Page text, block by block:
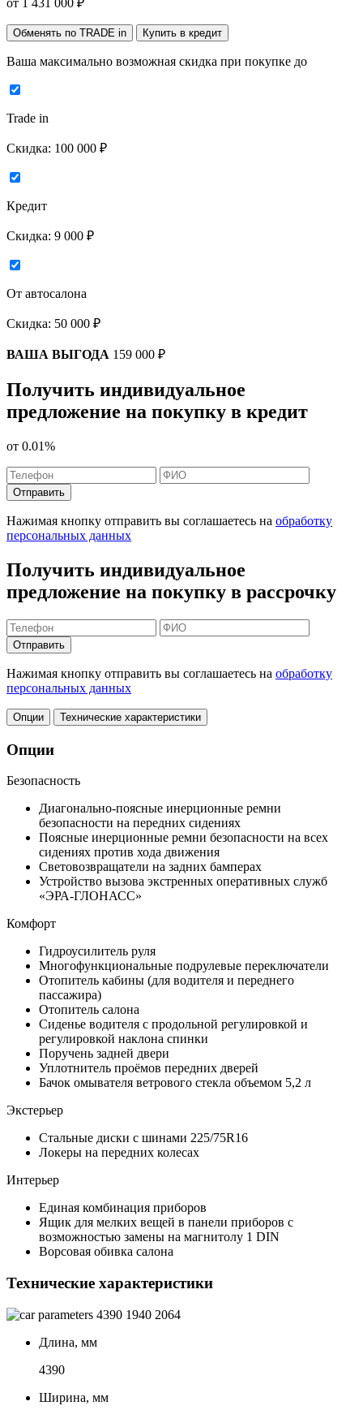
от 1 431 000 ₽
Обменять по TRADE in Купить в кредит
Ваша максимально возможная скидка при покупке до
Trade in
Скидка: 100 000 ₽
Кредит
Скидка: 9 000 ₽
От автосалона
Скидка: 50 000 ₽
ВАША ВЫГОДА 159 000 ₽
Получить индивидуальное
предложение на покупку в кредит
от 0.01%
Отправить
Нажимая кнопку отправить вы соглашаетесь на обработку
персональных данных
Получить индивидуальное
предложение на покупку в рассрочку
Отправить
Нажимая кнопку отправить вы соглашаетесь на обработку
персональных данных
Опции Технические характеристики
Опции
Безопасность
Диагонально-поясные инерционные ремни
безопасности на передних сидениях
Поясные инерционные ремни безопасности на всех
сидениях против хода движения
Световозвращатели на задних бамперах
Устройство вызова экстренных оперативных служб
«ЭРА-ГЛОНАСС»
Комфорт
Гидроусилитель руля
Многофункциональные подрулевые переключатели
Отопитель кабины (для водителя и переднего
пассажира)
Отопитель салона
Сиденье водителя с продольной регулировкой и
регулировкой наклона спинки
Поручень задней двери
Уплотнитель проёмов передних дверей
Бачок омывателя ветрового стекла объемом 5,2 л
Экстерьер
Стальные диски с шинами 225/75R16
Локеры на передних колесах
Интерьер
Единая комбинация приборов
Ящик для мелких вещей в панели приборов с
возможностью замены на магнитолу 1 DIN
Ворсовая обивка салона
Технические характеристики
4390 1940 2064
Длина, мм
4390
Ширина, мм